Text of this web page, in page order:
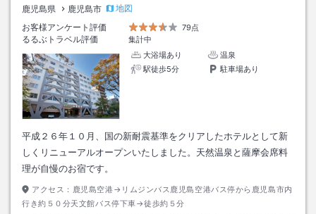
鹿児島県 鹿児島市
地図
お客様アンケート評価
79点
るるぶトラベル評価
集計中
大浴場あり
温泉
駅徒歩5分
駐車場あり
平成２６年１０月、国の新耐震基準をクリアしたホテルとして新
しくリニューアルオープンいたしました。天然温泉と薩摩会席料
理が自慢のお宿です。
アクセス： 鹿児島空港→リムジンバス鹿児島空港バス停から鹿児島市内
行き約５０分天文館バス停下車→徒歩約５分